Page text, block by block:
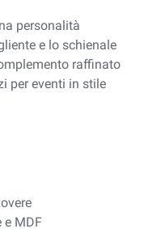
personalità
e lo schienale
raffinato
per eventi in stile
e MDF